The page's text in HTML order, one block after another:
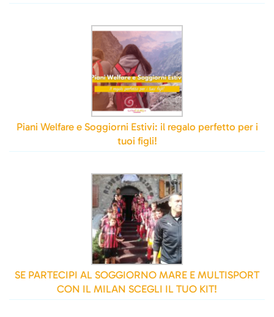
Piani Welfare e Soggiorni Estivi: il regalo perfetto per i
tuoi figli!
SE PARTECIPI AL SOGGIORNO MARE E MULTISPORT
CON IL MILAN SCEGLI IL TUO KIT!